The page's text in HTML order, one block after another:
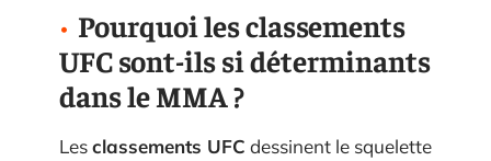
Pourquoi les classements
UFC sont-ils si déterminants
dans le MMA ?
Lesclassements UFC dessinent le squelette